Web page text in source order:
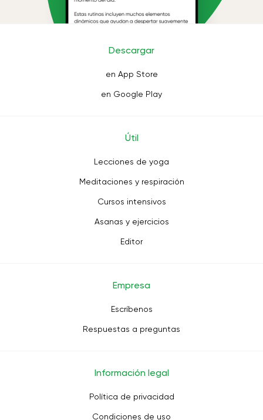
Descargar
en App Store
en Google Play
Útil
Lecciones de yoga
Meditaciones y respiración
Cursos intensivos
Asanas y ejercicios
Editor
Empresa
Escríbenos
Respuestas a preguntas
Información legal
Política de privacidad
Condiciones de uso